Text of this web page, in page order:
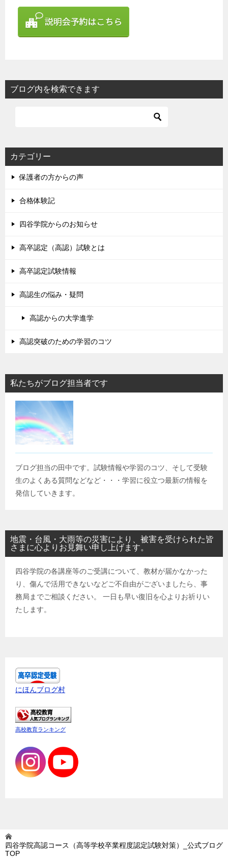
ブログ内を検索できます
カテゴリー
保護者の方からの声
合格体験記
四谷学院からのお知らせ
高卒認定（高認）試験とは
高卒認定試験情報
高認生の悩み・疑問
高認からの大学進学
高認突破のための学習のコツ
私たちがブログ担当者です
ブログ担当の田中です。試験情報や学習のコツ、そして受験
生のよくある質問などなど・・・学習に役立つ最新の情報を
発信していきます。
地震・台風・大雨等の災害により、被害を受けられた皆
さまに心よりお見舞い申し上げます。
四谷学院の各講座等のご受講について、教材が届かなかった
り、傷んで活用できないなどご不自由がございましたら、事
務局までご相談ください。 一日も早い復旧を心よりお祈りい
たします。
にほんブログ村
高校教育ランキング
四谷学院高認コース（高等学校卒業程度認定試験対策）_公式ブログ
TOP